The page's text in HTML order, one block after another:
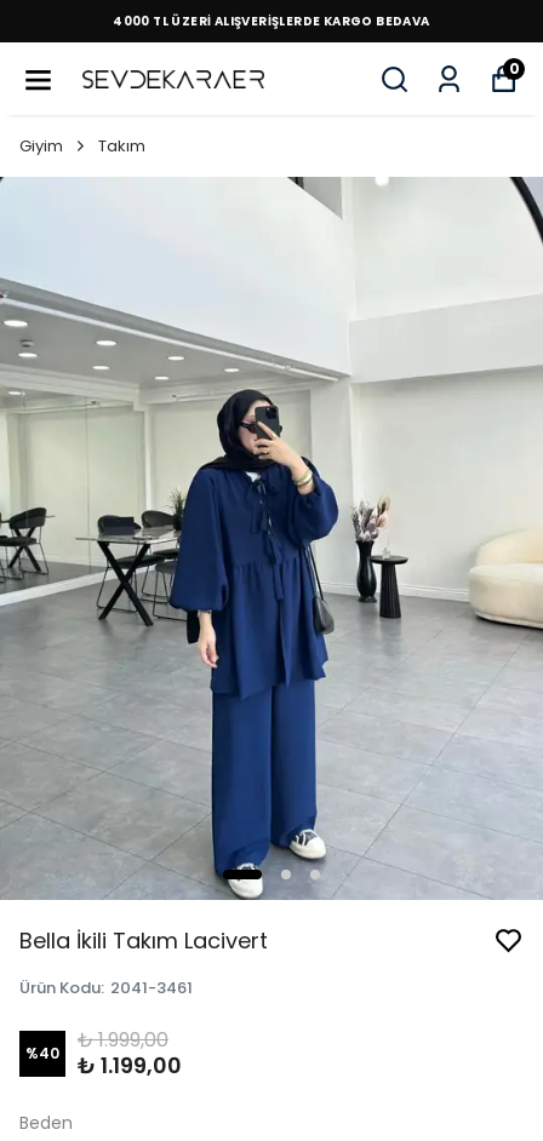
4000 TL ÜZERİ ALIŞVERİŞLERDE KARGO BEDAVA
0
Giyim Takım
Bella İkili Takım Lacivert
Ürün Kodu: 2041-3461
%40 ₺ 1.999,00
₺ 1.199,00
Beden